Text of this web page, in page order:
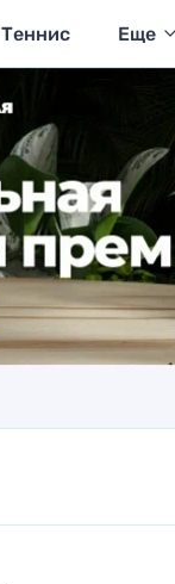
Теннис Еще